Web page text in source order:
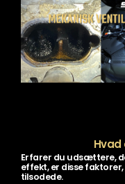
Hvad
Erfarer du udsættere,
effekt, er disse
tilsodede.